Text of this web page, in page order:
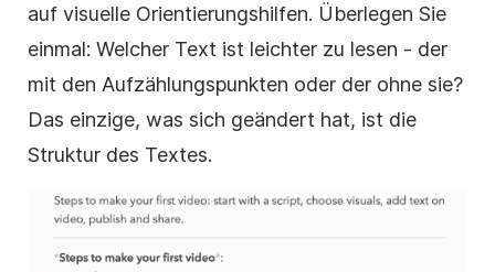
auf visuelle Orientierungshilfen. Überlegen Sie
einmal: Welcher Text ist leichter zu lesen - der
mit den Aufzählungspunkten oder der ohne sie?
Das einzige, was sich geändert hat, ist die
Struktur des Textes.